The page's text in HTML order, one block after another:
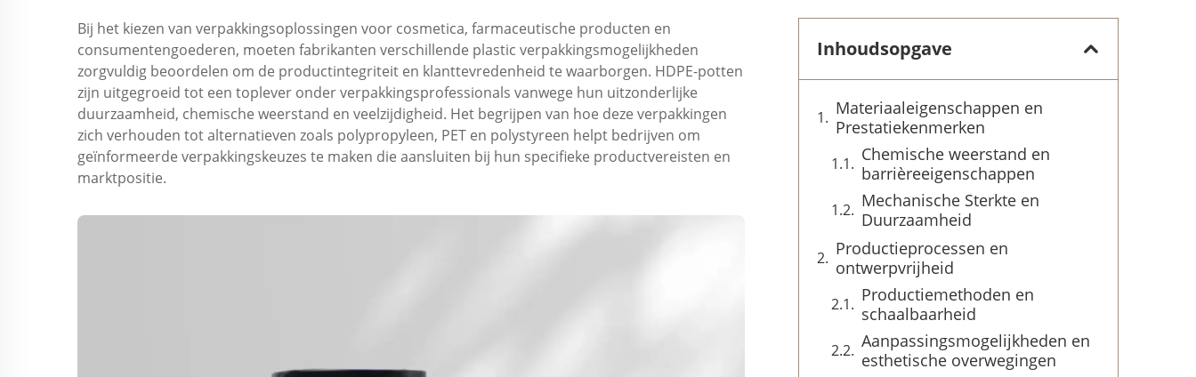
Bij het kiezen van verpakkingsoplossingen voor cosmetica, farmaceutische producten en
consumentengoederen, moeten fabrikanten verschillende plastic verpakkingsmogelijkheden
zorgvuldig beoordelen om de productintegriteit en klanttevredenheid te waarborgen. HDPE-potten
zijn uitgegroeid tot een toplever onder verpakkingsprofessionals vanwege hun uitzonderlijke
duurzaamheid, chemische weerstand en veelzijdigheid. Het begrijpen van hoe deze verpakkingen
zich verhouden tot alternatieven zoals polypropyleen, PET en polystyreen helpt bedrijven om
geïnformeerde verpakkingskeuzes te maken die aansluiten bij hun specifieke productvereisten en
marktpositie.
Inhoudsopgave
Materiaaleigenschappen en
Prestatiekenmerken
Chemische weerstand en
barrièreeigenschappen
Mechanische Sterkte en
Duurzaamheid
Productieprocessen en
ontwerpvrijheid
Productiemethoden en
schaalbaarheid
Aanpassingsmogelijkheden en
esthetische overwegingen